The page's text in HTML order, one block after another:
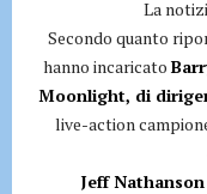
La
Secondo quanto
hanno incaricato
Moonlight, di
live-action
Jeff Nathanson